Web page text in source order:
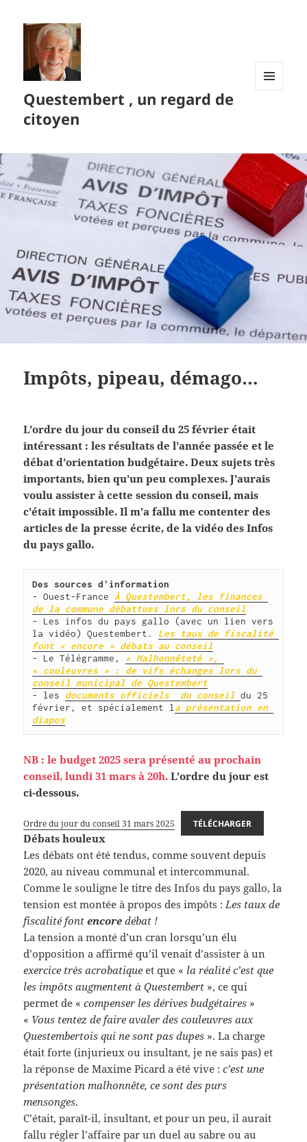
Questembert , un regard de
citoyen
Impôts, pipeau, démago…
L’ordre du jour du conseil du 25 février était
intéressant : les résultats de l’année passée et le
débat d’orientation budgétaire. Deux sujets très
importants, bien qu’un peu complexes. J’aurais
voulu assister à cette session du conseil, mais
c’était impossible. Il m’a fallu me contenter des
articles de la presse écrite, de la vidéo des Infos
du pays gallo.
Des sources d'information
- Ouest-France À Questembert, les finances
de la commune débattues lors du conseil
- Les infos du pays gallo (avec un lien vers
la vidéo) Questembert. Les taux de fiscalité
font « encore » débats au conseil
- Le Télégramme, « Malhonnêteté »,
« couleuvres » : de vifs échanges lors du
conseil municipal de Questembert
- les documents officiels  du conseil du 25
février, et spécialement l a présentation en
diapos
NB : le budget 2025 sera présenté au prochain
conseil, lundi 31 mars à 20h. L’ordre du jour est
ci-dessous.
Ordre du jour du conseil 31 mars 2025 TÉLÉCHARGER
Débats houleux
Les débats ont été tendus, comme souvent depuis
2020, au niveau communal et intercommunal.
Comme le souligne le titre des Infos du pays gallo, la
tension est montée à propos des impôts : Les taux de
fiscalité fontencoredébat !
La tension a monté d’un cran lorsqu’un élu
d’opposition a affirmé qu’il venait d’assister à un
exercice très acrobatique et que « la réalité c’est que
les impôts augmentent à Questembert », ce qui
permet de «compenser les dérives budgétaires »
« Vous tentez de faire avaler des couleuvres aux
Questembertois qui ne sont pas dupes ». La charge
était forte (injurieux ou insultant, je ne sais pas) et
la réponse de Maxime Picard a été vive :c’est une
présentation malhonnête, ce sont des purs
mensonges.
C’était, paraît-il, insultant, et pour un peu, il aurait
fallu régler l’affaire par un duel au sabre ou au